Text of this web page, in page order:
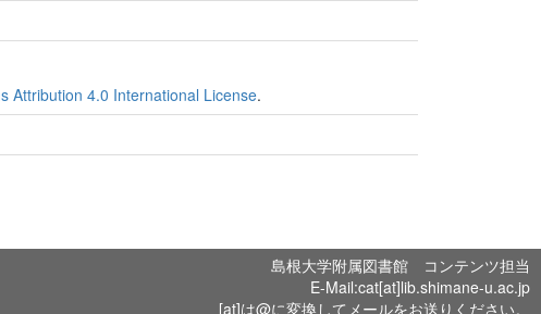
Attribution 4.0 International License.
島根大学附属図書館 コンテンツ担当
E-Mail:cat[at]lib.shimane-u.ac.jp
[at]は@に変換してメールをお送りください。